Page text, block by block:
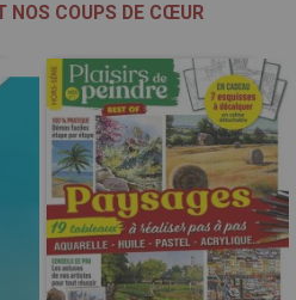
NOS COUPS DE CŒUR